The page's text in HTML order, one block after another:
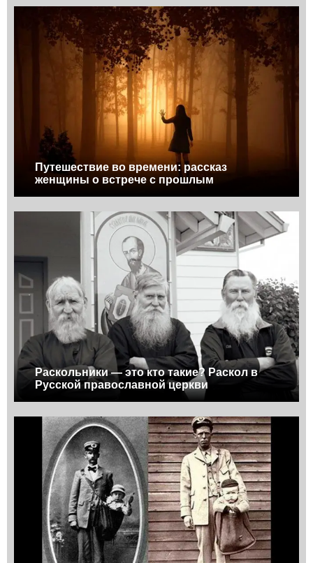
Путешествие во времени: рассказ
женщины о встрече с прошлым
Раскольники — это кто такие? Раскол в
Русской православной церкви